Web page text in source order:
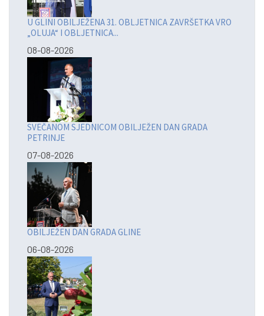
U GLINI OBILJEŽENA 31. OBLJETNICA ZAVRŠETKA VRO
„OLUJA“ I OBLJETNICA...
08-08-2026
SVEČANOM SJEDNICOM OBILJEŽEN DAN GRADA
PETRINJE
07-08-2026
OBILJEŽEN DAN GRADA GLINE
06-08-2026